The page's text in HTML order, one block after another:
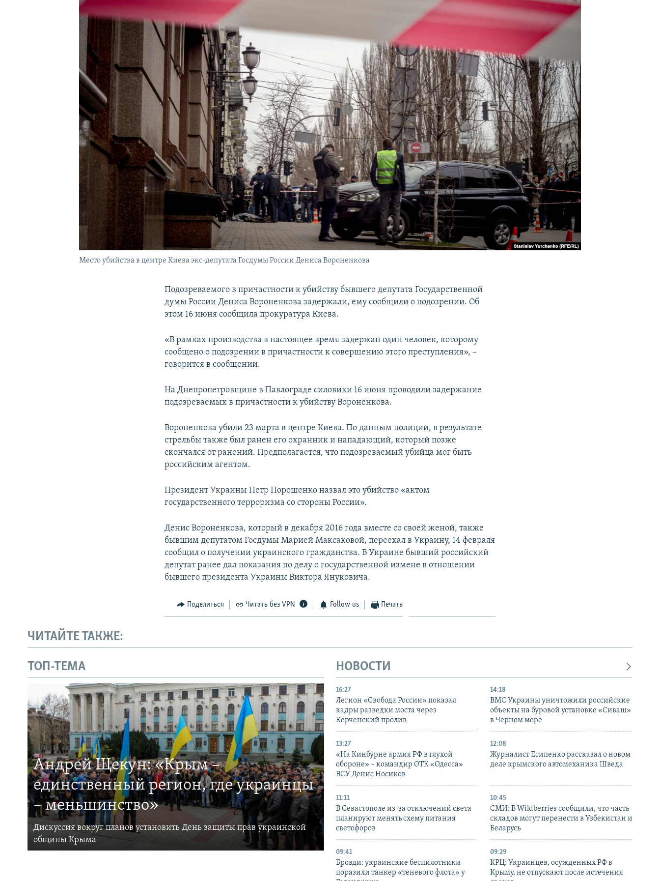
КРЫМ.НЕПОКОРЕННЫЙ
УКРАИНСКАЯ ПРОБЛЕМА КРЫМА
Место убийства в центре Киева экс-депутата Госдумы России Дениса Вороненкова
Подозреваемого в причастности к убийству бывшего депутата Государственной
думы России Дениса Вороненкова задержали, ему сообщили о подозрении. Об
этом 16 июня сообщила прокуратура Киева.
«В рамках производства в настоящее время задержан один человек, которому
сообщено о подозрении в причастности к совершению этого преступления», –
говорится в сообщении.
На Днепропетровщине в Павлограде силовики 16 июня проводили задержание
подозреваемых в причастности к убийству Вороненкова.
Вороненкова убили 23 марта в центре Киева. По данным полиции, в результате
стрельбы также был ранен его охранник и нападающий, который позже
скончался от ранений. Предполагается, что подозреваемый убийца мог быть
российским агентом.
Президент Украины Петр Порошенко назвал это убийство «актом
государственного терроризма со стороны России».
Денис Вороненкова, который в декабря 2016 года вместе со своей женой, также
бывшим депутатом Госдумы Марией Максаковой, переехал в Украину, 14 февраля
сообщил о получении украинского гражданства. В Украине бывший российский
депутат ранее дал показания по делу о государственной измене в отношении
бывшего президента Украины Виктора Януковича.
Поделиться Читать без VPN Follow us Печать
ЧИТАЙТЕ ТАКЖЕ:
ТОП-ТЕМА
Андрей Щекун: «Крым –
единственный регион, где украинцы
– меньшинство»
Дискуссия вокруг планов установить День защиты прав украинской
общины Крыма
НОВОСТИ
16:27
Легион «Свобода России» показал
кадры разведки моста через
Керченский пролив
14:18
ВМС Украины уничтожили российские
объекты на буровой установке «Сиваш»
в Черном море
13:27
«На Кинбурне армия РФ в глухой
обороне» – командир ОТК «Одесса»
ВСУ Денис Носиков
12:08
Журналист Есипенко рассказал о новом
деле крымского автомеханика Шведа
11:11
В Севастополе из-за отключений света
планируют менять схему питания
светофоров
10:45
СМИ: В Wildberries сообщили, что часть
складов могут перенести в Узбекистан и
Беларусь
09:41
Бровди: украинские беспилотники
поразили танкер «теневого флота» у
09:29
КРЦ: Украинцев, осужденных РФ в
Крыму, не отпускают после истечения